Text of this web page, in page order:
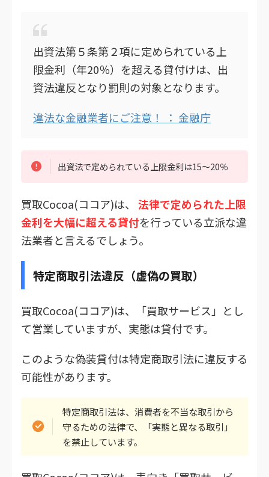
出資法第５条第２項に定められている上
限金利（年20％）を超える貸付けは、出
資法違反となり罰則の対象となります。
違法な金融業者にご注意！ ： 金融庁
出資法で定められている上限金利は15～20％
買取Cocoa(ココア)は、 法律で定められた上限
金利を大幅に超える貸付を行っている立派な違
法業者と言えるでしょう。
特定商取引法違反（虚偽の買取）
買取Cocoa(ココア)は、「買取サービス」とし
て営業していますが、実態は貸付です。
このような偽装貸付は特定商取引法に違反する
可能性があります。
特定商取引法は、消費者を不当な取引から
守るための法律で、「実態と異なる取引」
を禁止しています。